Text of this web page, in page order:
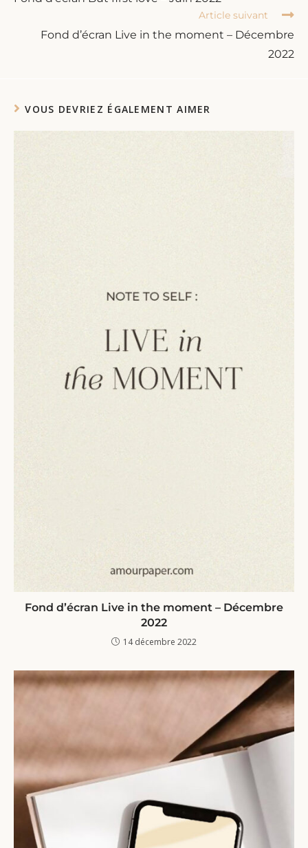
Article suivant
Fond d’écran Live in the moment – Décembre
2022
VOUS DEVRIEZ ÉGALEMENT AIMER
Fond d’écran Live in the moment – Décembre
2022
14 décembre 2022